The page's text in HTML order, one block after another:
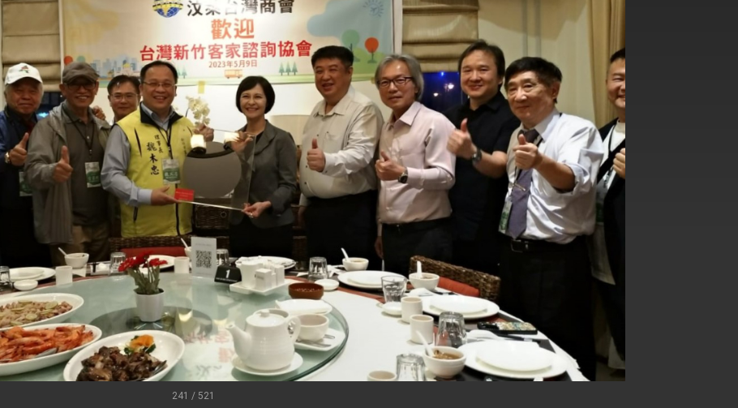
5大歷史性突破 總統強調將以3大面向加速臺灣經濟轉型升級 籲請立院全力支持並盡速通過
且不疊加 我輸美2072項產品豁免對等關稅
自由世界 需要台灣，團結合作方能守護繁榮
外交部長林佳龍出席《台灣光華雜誌》50週年慶「見證蛻變，分享世界的光華」開幕式，期許數位轉 型迎向下個50年
會 說明臺美合作三大戰略方向 盼與民主夥伴共同引領 下一個世代的繁榮
，闡述印太安全局勢，籲深化台印尼半導體供應鏈合作
灣重要合作夥伴
蓋耶哥訪問團
爾基金會」訪問團一行，深化跨大西洋戰略夥伴關係
時間完成「臺美對等貿易協定」簽署
得有利戰略地位 全力支持「臺美對等貿易協定」簽署
雄厚數位實力，達成固邦榮邦目標241 / 521